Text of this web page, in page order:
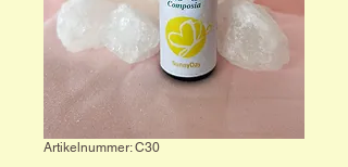
Artikelnummer: C30